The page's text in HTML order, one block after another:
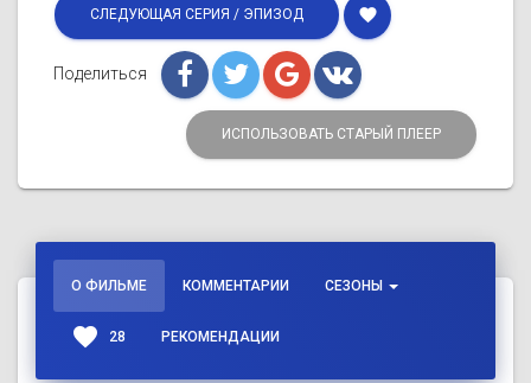
СЛЕДУЮЩАЯ СЕРИЯ / ЭПИЗОД favorite
Поделиться
ИСПОЛЬЗОВАТЬ СТАРЫЙ ПЛЕЕР
О ФИЛЬМЕ КОММЕНТАРИИ СЕЗОНЫ
favorite 28 РЕКОМЕНДАЦИИ